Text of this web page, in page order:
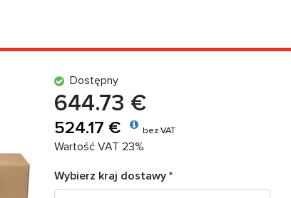
Dostępny
644.73 €
524.17 € bez VAT
Wartość VAT 23%
Wybierz kraj dostawy *